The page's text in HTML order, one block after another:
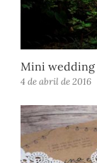
Mini wedding
4 de abril de 2016